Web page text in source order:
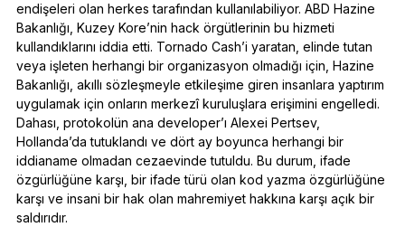
endişeleri olan herkes tarafından kullanılabiliyor. ABD Hazine
Bakanlığı, Kuzey Kore’nin hack örgütlerinin bu hizmeti
kullandıklarını iddia etti. Tornado Cash’i yaratan, elinde tutan
veya işleten herhangi bir organizasyon olmadığı için, Hazine
Bakanlığı, akıllı sözleşmeyle etkileşime giren insanlara yaptırım
uygulamak için onların merkezî kuruluşlara erişimini engelledi.
Dahası, protokolün ana developer’ı Alexei Pertsev,
Hollanda’da tutuklandı ve dört ay boyunca herhangi bir
iddianame olmadan cezaevinde tutuldu. Bu durum, ifade
özgürlüğüne karşı, bir ifade türü olan kod yazma özgürlüğüne
karşı ve insani bir hak olan mahremiyet hakkına karşı açık bir
saldırıdır.